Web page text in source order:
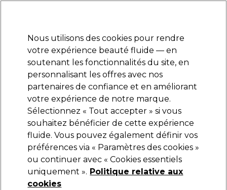
Se connecter
Marques Bons plans Coiffure Electro et Matériel
Livraison et délais
lire la suite
Coiffure Produits coiffants Cires, pâtes et argiles coiffantes
Cires, pâtes et argiles coiffantes
Filters
Nous utilisons des cookies pour rendre
votre expérience beauté fluide — en
soutenant les fonctionnalités du site, en
personnalisant les offres avec nos
partenaires de confiance et en améliorant
votre expérience de notre marque.
Sélectionnez « Tout accepter » si vous
souhaitez bénéficier de cette expérience
fluide. Vous pouvez également définir vos
préférences via « Paramètres des cookies »
ou continuer avec « Cookies essentiels
uniquement ». Politique relative aux
cookies